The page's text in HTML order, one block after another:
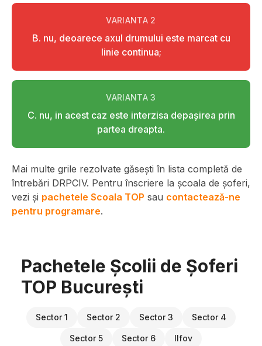
VARIANTA 2
B. nu, deoarece axul drumului este marcat cu
linie continua;
VARIANTA3
C. nu, in acest caz este interzisa depaşirea prin
partea dreapta.
Mai multe grile rezolvate găsești în lista completă de
întrebări DRPCIV. Pentru înscriere la școala de șoferi,
vezi și pachetele Scoala TOP sau contactează-ne
pentru programare.
Pachetele Școlii de Șoferi
TOP București
Sector 1 Sector 2 Sector 3 Sector 4
Sector 5 Sector 6 Ilfov